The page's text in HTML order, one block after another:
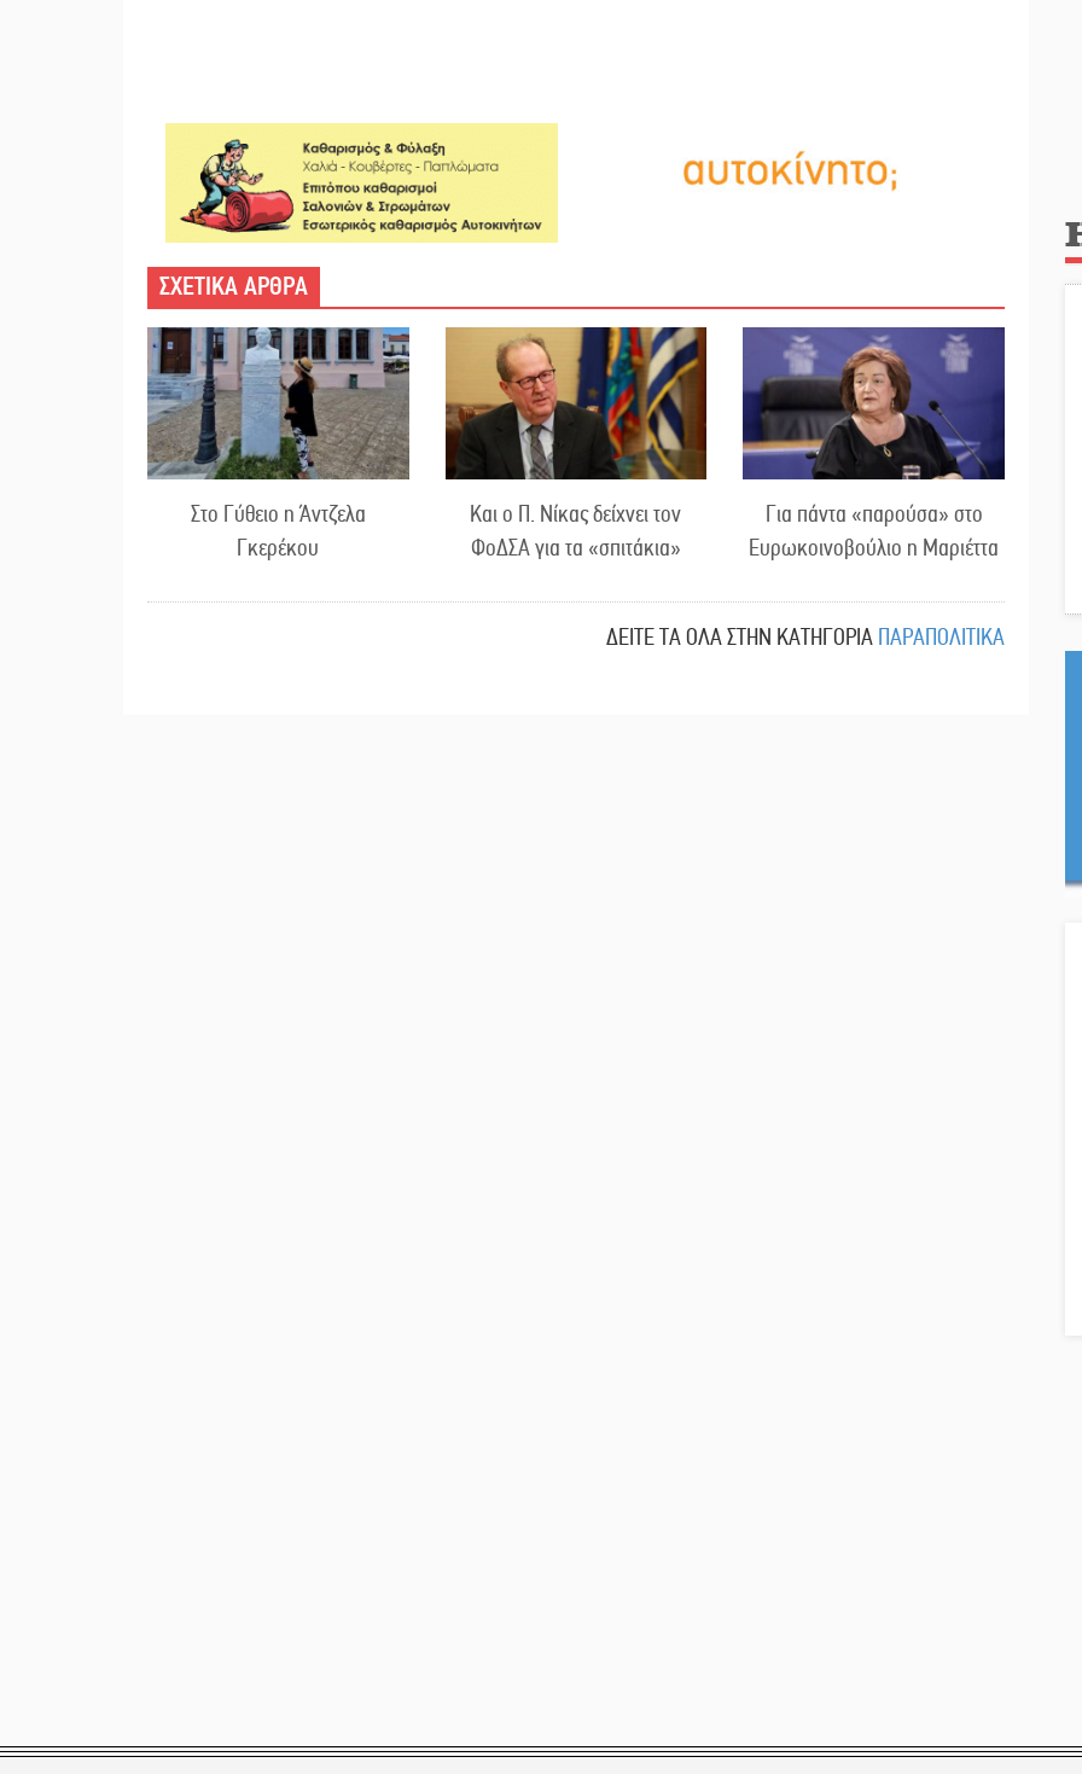
ΣΧΕΤΙΚΑ ΑΡΘΡΑ
Στο Γύθειο η Άντζελα
Γκερέκου
Και ο Π. Νίκας δείχνει τον
ΦοΔΣΑ για τα «σπιτάκια»
Για πάντα «παρούσα» στο
Ευρωκοινοβούλιο η Μαριέττα
ΔΕΙΤΕ ΤΑ ΟΛΑ ΣΤΗΝ ΚΑΤΗΓΟΡΙΑ ΠΑΡΑΠΟΛΙΤΙΚΑ